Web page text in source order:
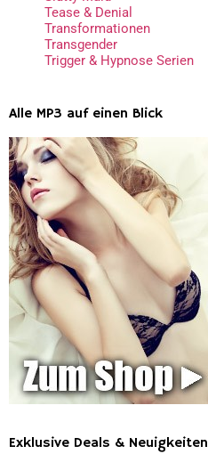
Tease & Denial
Transformationen
Transgender
Trigger & Hypnose Serien
Alle MP3 auf einen Blick
Exklusive Deals & Neuigkeiten